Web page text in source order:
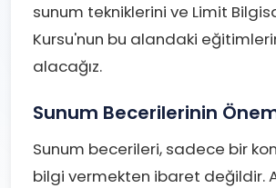
sunum tekniklerini ve Limit
Kursu'nun bu alandaki
alacağız.
Sunum Becerilerinin
Sunum becerileri, sadece bir
bilgi vermekten ibaret değildir.